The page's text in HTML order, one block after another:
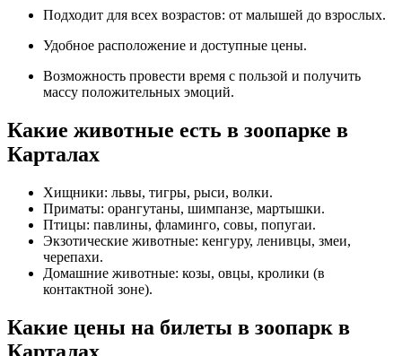
Подходит для всех возрастов: от малышей до взрослых.
Удобное расположение и доступные цены.
Возможность провести время с пользой и получить
массу положительных эмоций.
Какие животные есть в зоопарке в
Карталах
Хищники: львы, тигры, рыси, волки.
Приматы: орангутаны, шимпанзе, мартышки.
Птицы: павлины, фламинго, совы, попугаи.
Экзотические животные: кенгуру, ленивцы, змеи,
черепахи.
Домашние животные: козы, овцы, кролики (в
контактной зоне).
Какие цены на билеты в зоопарк в